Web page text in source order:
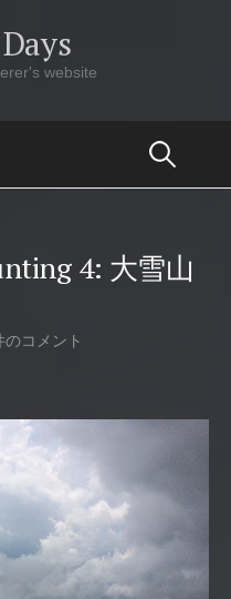
website
4: 大雪山
のコメント